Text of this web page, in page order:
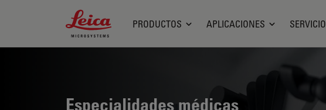
Leica Microsystems Logo
PRODUCTOS APLICACIONES SERVICIO
Especialidades médicas